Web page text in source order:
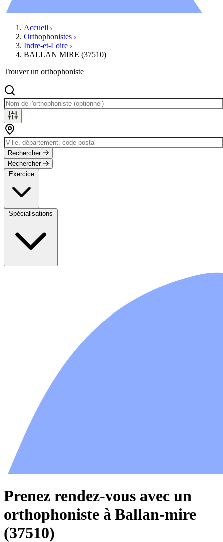
Accueil
Orthophonistes
Indre-et-Loire
BALLAN MIRE (37510)
Trouver un orthophoniste
Rechercher
Rechercher
Exercice
Spécialisations
Prenez rendez-vous avec un
orthophoniste à Ballan-mire
(37510)